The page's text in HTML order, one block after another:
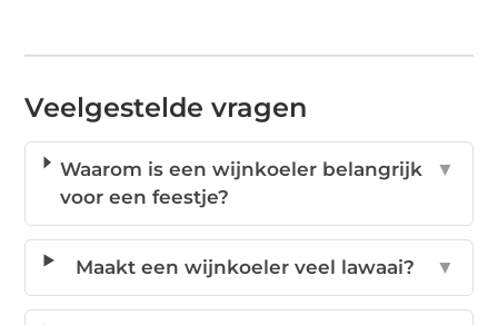
Veelgestelde vragen
Waarom is een wijnkoeler belangrijk
voor een feestje?
▼
Maakt een wijnkoeler veel lawaai? ▼